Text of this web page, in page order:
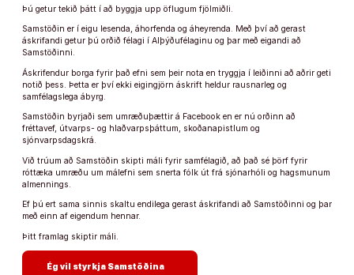
Þú getur tekið þátt í að byggja upp öflugum fjölmiðli.
Samstöðin er í eigu lesenda, áhorfenda og áheyrenda. Með því að gerast
áskrifandi getur þú orðið félagi í Alþýðufélaginu og þar með eigandi að
Samstöðinni.
Áskrifendur borga fyrir það efni sem þeir nota en tryggja í leiðinni að aðrir geti
notið þess. Þetta er því ekki eigingjörn áskrift heldur rausnarleg og
samfélagslega ábyrg.
Samstöðin byrjaði sem umræðuþættir á Facebook en er nú orðinn að
fréttavef, útvarps- og hlaðvarpsþáttum, skoðanapistlum og
sjónvarpsdagskrá.
Við trúum að Samstöðin skipti máli fyrir samfélagið, að það sé þörf fyrir
róttæka umræðu um málefni sem snerta fólk út frá sjónarhóli og hagsmunum
almennings.
Ef þú ert sama sinnis skaltu endilega gerast áskrifandi að Samstöðinni og þar
með einn af eigendum hennar.
Þitt framlag skiptir máli.
Ég vil styrkja Samstöðina